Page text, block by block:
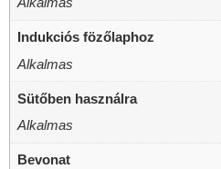
Indukciós fözőlaphoz
Alkalmas
Sütőben használra
Alkalmas
Bevonat